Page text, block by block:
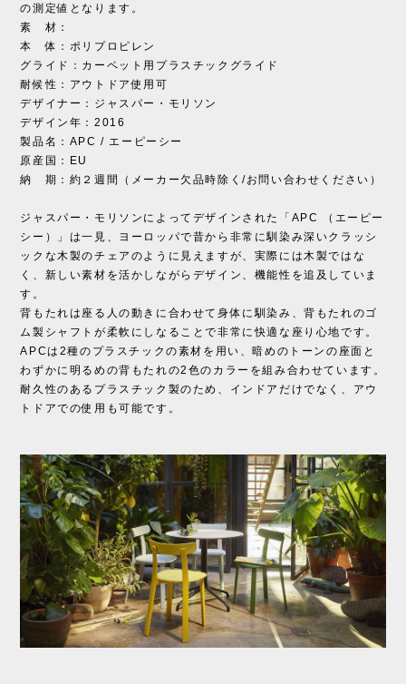
の測定値となります。
素 材：
本 体：ポリプロピレン
グライド：カーペット用プラスチックグライド
耐候性：アウトドア使用可
デザイナー：ジャスパー・モリソン
デザイン年：2016
製品名：APC / エーピーシー
原産国：EU
納 期：約２週間（メーカー欠品時除く/お問い合わせください）
ジャスパー・モリソンによってデザインされた「APC （エーピー
シー）」は一見、ヨーロッパで昔から非常に馴染み深いクラッシ
ックな木製のチェアのように見えますが、実際には木製ではな
く、新しい素材を活かしながらデザイン、機能性を追及していま
す。
背もたれは座る人の動きに合わせて身体に馴染み、背もたれのゴ
ム製シャフトが柔軟にしなることで非常に快適な座り心地です。
APCは2種のプラスチックの素材を用い、暗めのトーンの座面と
わずかに明るめの背もたれの2色のカラーを組み合わせています。
耐久性のあるプラスチック製のため、インドアだけでなく、アウ
トドアでの使用も可能です。